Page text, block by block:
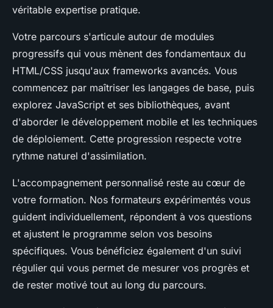
véritable expertise pratique.
Votre parcours s'articule autour de modules
progressifs qui vous mènent des fondamentaux du
HTML/CSS jusqu'aux frameworks avancés. Vous
commencez par maîtriser les langages de base, puis
explorez JavaScript et ses bibliothèques, avant
d'aborder le développement mobile et les techniques
de déploiement. Cette progression respecte votre
rythme naturel d'assimilation.
L'accompagnement personnalisé reste au cœur de
votre formation. Nos formateurs expérimentés vous
guident individuellement, répondent à vos questions
et ajustent le programme selon vos besoins
spécifiques. Vous bénéficiez également d'un suivi
régulier qui vous permet de mesurer vos progrès et
de rester motivé tout au long du parcours.